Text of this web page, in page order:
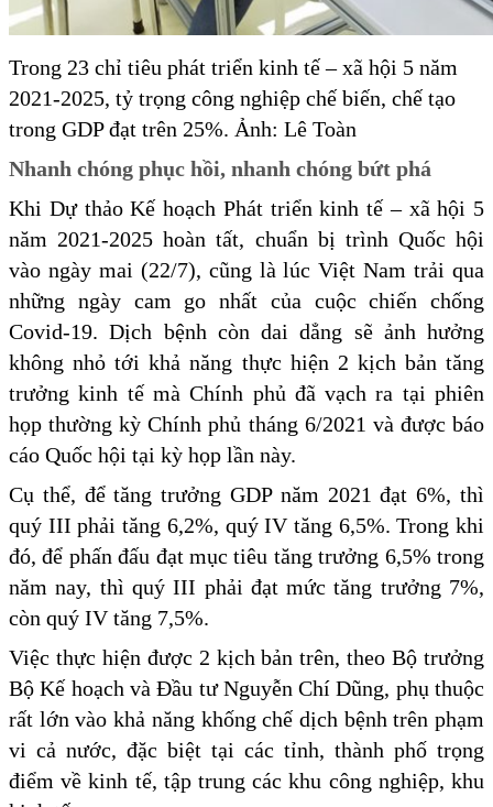
Trong 23 chỉ tiêu phát triển kinh tế – xã hội 5 năm
2021-2025, tỷ trọng công nghiệp chế biến, chế tạo
trong GDP đạt trên 25%. Ảnh: Lê Toàn
Nhanh chóng phục hồi, nhanh chóng bứt phá
Khi Dự thảo Kế hoạch Phát triển kinh tế – xã hội 5
năm 2021-2025 hoàn tất, chuẩn bị trình Quốc hội
vào ngày mai (22/7), cũng là lúc Việt Nam trải qua
những ngày cam go nhất của cuộc chiến chống
Covid-19. Dịch bệnh còn dai dẳng sẽ ảnh hưởng
không nhỏ tới khả năng thực hiện 2 kịch bản tăng
trưởng kinh tế mà Chính phủ đã vạch ra tại phiên
họp thường kỳ Chính phủ tháng 6/2021 và được báo
cáo Quốc hội tại kỳ họp lần này.
Cụ thể, để tăng trưởng GDP năm 2021 đạt 6%, thì
quý III phải tăng 6,2%, quý IV tăng 6,5%. Trong khi
đó, để phấn đấu đạt mục tiêu tăng trưởng 6,5% trong
năm nay, thì quý III phải đạt mức tăng trưởng 7%,
còn quý IV tăng 7,5%.
Việc thực hiện được 2 kịch bản trên, theo Bộ trưởng
Bộ Kế hoạch và Đầu tư Nguyễn Chí Dũng, phụ thuộc
rất lớn vào khả năng khống chế dịch bệnh trên phạm
vi cả nước, đặc biệt tại các tỉnh, thành phố trọng
điểm về kinh tế, tập trung các khu công nghiệp, khu